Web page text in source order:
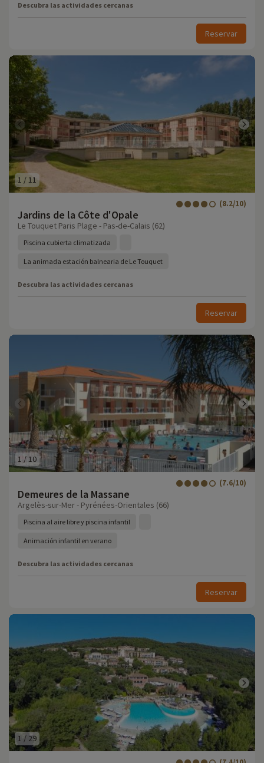
Descubra las actividades cercanas
Reservar
1 /11
Jardins de la Côte d'Opale
(8.2/10)
Le Touquet Paris Plage - Pas-de-Calais (62)
Piscina cubierta climatizada
La animada estación balnearia de Le Touquet
Descubra las actividades cercanas
Reservar
1 / 10
Demeures de la Massane
(7.6/10)
Argelès-sur-Mer - Pyrénées-Orientales (66)
Piscina al aire libre y piscina infantil
Animación infantil en verano
Descubra las actividades cercanas
Reservar
1 / 29